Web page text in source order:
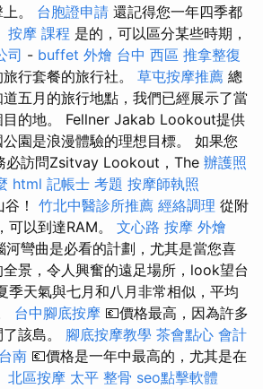
。 台胞證申請 還記得您一年四季都
按摩 課程 是的，可以區分某些時期，
司 - buffet 外燴 台中 西區 推拿整復
行套餐的旅行社。 草屯按摩推薦 總
五月的旅行地點，我們已經展示了當
目的地。 Fellner Jakab Lookout提供
園是浪漫體驗的理想目標。 如果您
必訪問Zsitvay Lookout，The 辦護照
html 記帳士 考題 按摩師執照
！ 竹北中醫診所推薦 經絡調理 從附
以到達RAM。 文心路 按摩 外燴
河彎曲是必看的計劃，尤其是當您喜
景，令人興奮的遠足場所，look望台
天氣與七月和八月非常相似，平均
台中腳底按摩 💶價格最高，因為許多
該島。 腳底按摩教學 茶會點心 會計
南 💶價格是一年中最高的，尤其是在
北區按摩 太平 整骨 seo點擊軟體